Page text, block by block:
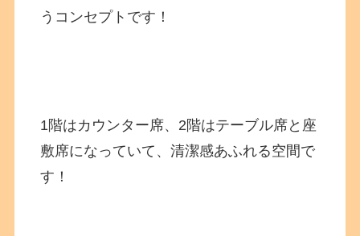
うコンセプトです！
1階はカウンター席、2階はテーブル席と座
敷席になっていて、清潔感あふれる空間で
す！